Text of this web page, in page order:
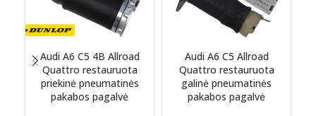
Audi A6 C5 4B Allroad
Quattro restauruota
priekinė pneumatinės
pakabos pagalvė
Audi A6 C5 Allroad
Quattro restauruota
galinė pneumatinės
pakabos pagalvė